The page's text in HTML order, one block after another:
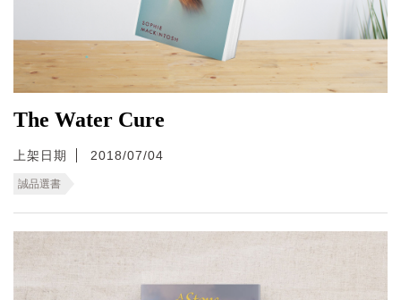
The Water Cure
上架日期 2018/07/04
誠品選書